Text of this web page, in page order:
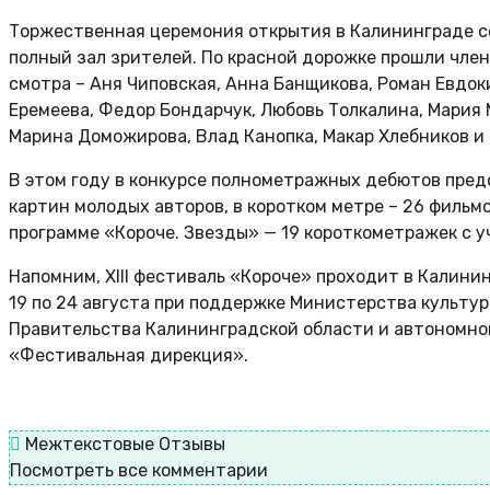
Торжественная церемония открытия в Калининграде
полный зал зрителей. По красной дорожке прошли
смотра – Аня Чиповская, Анна Банщикова, Роман
Еремеева, Федор Бондарчук, Любовь Толкалина,
Марина Доможирова, Влад Канопка, Макар Хлебников и
В этом году в конкурсе полнометражных дебютов
картин молодых авторов, в коротком метре – 26
программе «Короче. Звезды» — 19 короткометражек с
Напомним, XIII фестиваль «Короче» проходит в
19 по 24 августа при поддержке Министерства
Правительства Калининградской области и
«Фестивальная дирекция».
Межтекстовые Отзывы
Посмотреть все комментарии